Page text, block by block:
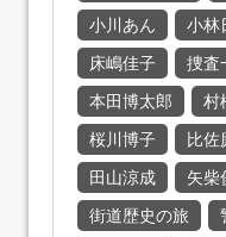
小川あん
小林
床嶋佳子
捜査
本田博太郎
村
桜川博子
比佐
田山涼成
矢柴
街道歴史の旅